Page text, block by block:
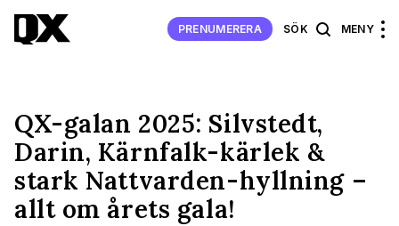
PRENUMERERA SÖK MENY
QX-galan 2025: Silvstedt,
Darin, Kärnfalk-kärlek &
stark Nattvarden-hyllning –
allt om årets gala!